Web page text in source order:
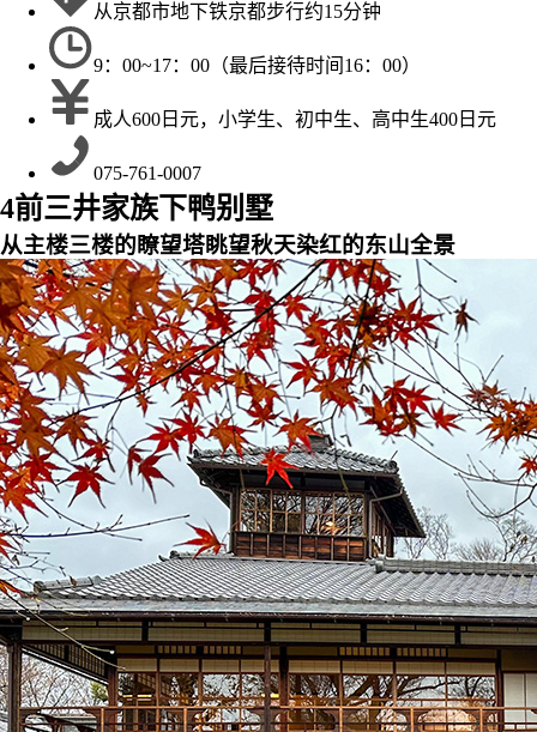
从京都市地下铁京都步行约15分钟
9：00~17：00（最后接待时间16：00）
成人600日元，小学生、初中生、高中生400日元
075-761-0007
4前三井家族下鸭别墅
从主楼三楼的瞭望塔眺望秋天染红的东山全景